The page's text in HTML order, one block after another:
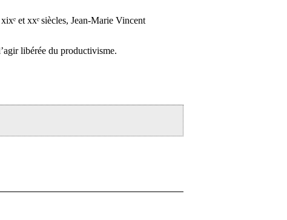
et xxᵉ siècles, Jean-Marie Vincent
libérée du productivisme.